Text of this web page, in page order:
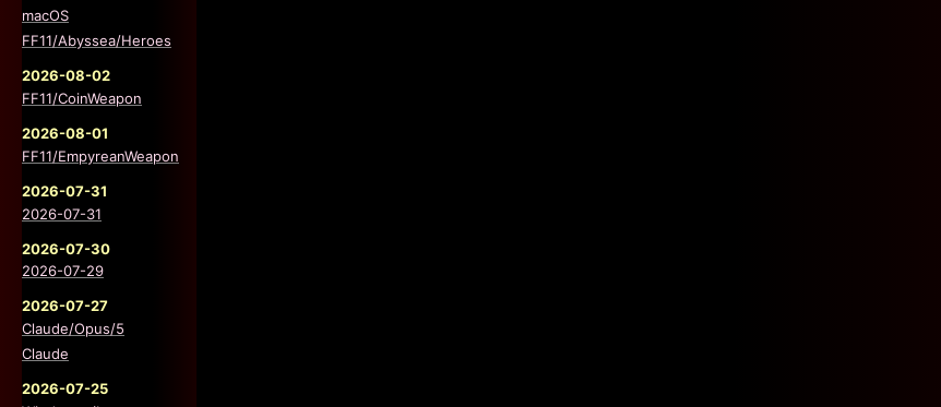
macOS
FF11/Abyssea/Heroes
2026-08-02
FF11/CoinWeapon
2026-08-01
FF11/EmpyreanWeapon
2026-07-31
2026-07-31
2026-07-30
2026-07-29
2026-07-27
Claude/Opus/5
Claude
2026-07-25